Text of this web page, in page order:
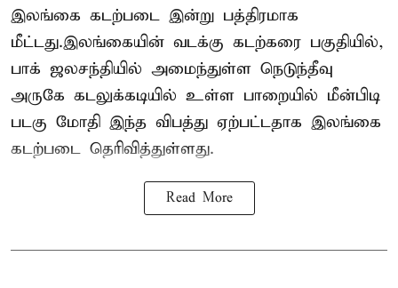
இலங்கை கடற்படை இன்று பத்திரமாக
மீட்டது.இலங்கையின் வடக்கு கடற்கரை பகுதியில்,
பாக் ஜலசந்தியில் அமைந்துள்ள நெடுந்தீவு
அருகே கடலுக்கடியில் உள்ள பாறையில் மீன்பிடி
படகு மோதி இந்த விபத்து ஏற்பட்டதாக இலங்கை
கடற்படை தெரிவித்துள்ளது.
Read More